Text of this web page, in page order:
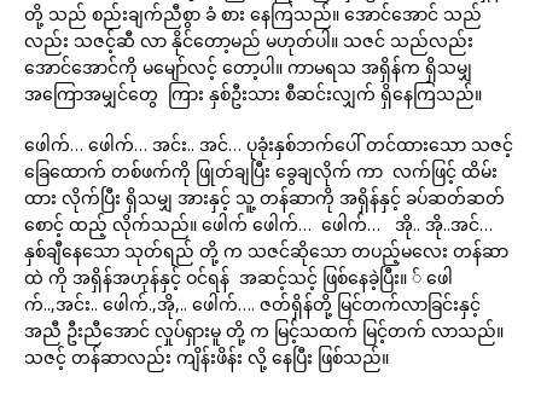
တို့ သည် စည်းချက်ညီစွာ ခံ စား နေကြသည်။ အောင်အောင် သည်
လည်း သဇင့်ဆီ လာ နိုင်တော့မည် မဟုတ်ပါ။ သဇင် သည်လည်း
အောင်အောင်ကို မမျော်လင့် တော့ပါ။ ကာမရသ အရှိန်က ရှိသမျှ
အကြောအမျှင်တွေ ကြား နှစ်ဦးသား စီဆင်းလျှက် ရှိနေကြသည်။
ဖေါက်… ဖေါက်… အင်း.. အင်… ပုခုံးနှစ်ဘက်ပေါ် တင်ထားသော သဇင့်
ခြေထောက် တစ်ဖက်ကို ဖြုတ်ချပြီး ခွေချလိုက် ကာ လက်ဖြင့် ထိမ်း
ထား လိုက်ပြီး ရှိသမျှ အားနှင့် သူ့ တန်ဆာကို အရှိန်နှင့် ခပ်ဆတ်ဆတ်
စောင့် ထည့် လိုက်သည်။ ဖေါက် ဖေါက်… ဖေါက်… အို.. အို..အင်…
နှစ်ချီနေသော သုတ်ရည် တို့ က သဇင်ဆိုသော တပည့်မလေး တန်ဆာ
ထဲ ကို အရှိန်အဟုန်နှင့် ဝင်ရန် အဆင့်သင့် ဖြစ်နေခဲ့ပြီး။ ် ဖေါ
က်..,အင်း.. ဖေါက်.,အို,.. ဖေါက်…. ဇတ်ရှိန်တို့ မြင်တက်လာခြင်းနှင့်
အညီ ဦးညီအောင် လှုပ်ရှားမူ တို့ က မြင့်သထက် မြင့်တက် လာသည်။
သဇင့် တန်ဆာလည်း ကျိန်းဖိန်း လို့ နေပြီး ဖြစ်သည်။